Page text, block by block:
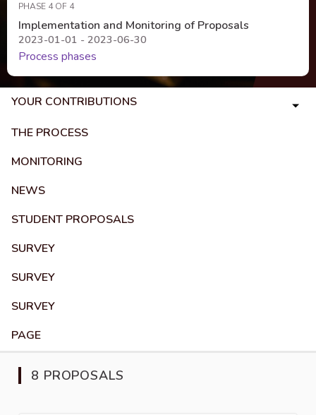
PHASE 4 OF 4
Implementation and Monitoring of Proposals
2023-01-01 - 2023-06-30
Process phases
YOUR CONTRIBUTIONS
THE PROCESS
MONITORING
NEWS
STUDENT PROPOSALS
SURVEY
SURVEY
SURVEY
PAGE
8 PROPOSALS